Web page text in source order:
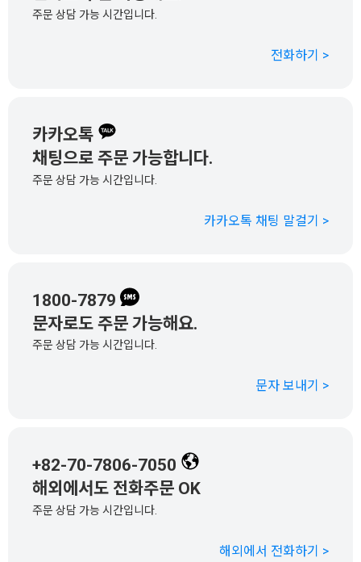
주문 상담 가능 시간입니다.
전화하기 >
카카오톡
채팅으로 주문 가능합니다.
주문 상담 가능 시간입니다.
카카오톡 채팅 말걸기 >
1800-7879
문자로도 주문 가능해요.
주문 상담 가능 시간입니다.
문자 보내기 >
+82-70-7806-7050
해외에서도 전화주문 OK
주문 상담 가능 시간입니다.
해외에서 전화하기 >